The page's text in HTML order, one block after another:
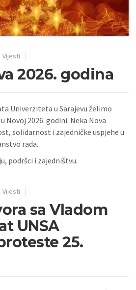
Vijesti
2026. godina
Univerziteta u Sarajevu želimo
Novoj 2026. godini. Neka Nova
solidarnost i zajedničke uspjehe u
rada.
podršci i zajedništvu.
Vijesti
sa Vladom
UNSA
25.